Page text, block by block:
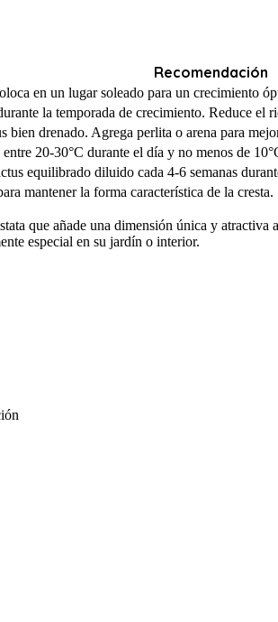
Recomendación
en un lugar soleado para un crecimiento
la temporada de crecimiento. Reduce
bien drenado. Agrega perlita o arena para
20-30°C durante el día y no menos de
equilibrado diluido cada 4-6 semanas
mantener la forma característica de la cresta.
que añade una dimensión única y
especial en su jardín o interior.